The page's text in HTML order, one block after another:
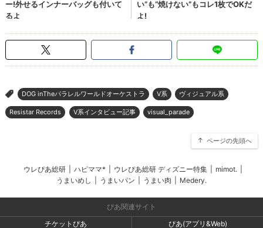
> DOG inTheパラレルワールドオーケストラ V系 ヴィジュアル系
Resistar Records V系インタビュー記事 visual_parade
ページの先頭へ
ウレぴあ総研 ハピママ* ウレぴあ総研 ディズニー特集 mimot.
うまいめし
うまいパン うまい肉 Medery.
ぴあ関連サイト
チケットぴあ
ぴあ(アプリ&Web)